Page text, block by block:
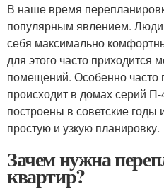
В наше время
популярным явлением. Люди
себя максимально
для этого часто приходится
помещений. Особенно часто
происходит в домах серий
построены в советские годы
простую и узкую планировку.
Зачем нужна
квартир?